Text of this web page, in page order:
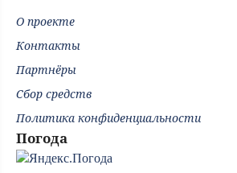
О проекте
Контакты
Партнёры
Сбор средств
Политика конфиденциальности
Погода